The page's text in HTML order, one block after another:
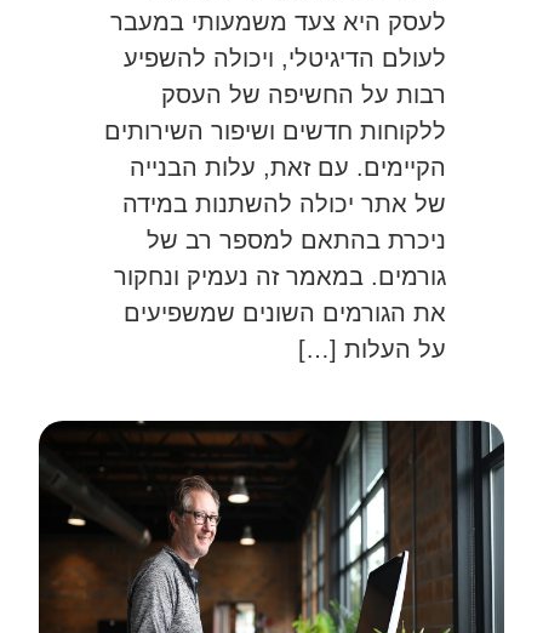
לעסק היא צעד משמעותי במעבר
לעולם הדיגיטלי, ויכולה להשפיע
רבות על החשיפה של העסק
ללקוחות חדשים ושיפור השירותים
הקיימים. עם זאת, עלות הבנייה
של אתר יכולה להשתנות במידה
ניכרת בהתאם למספר רב של
גורמים. במאמר זה נעמיק ונחקור
את הגורמים השונים שמשפיעים
על העלות […]